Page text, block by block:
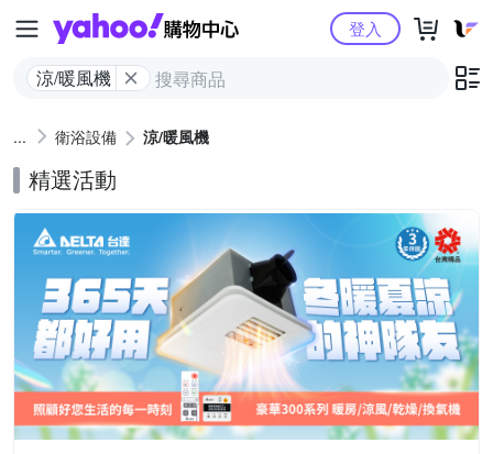
Yahoo購物中心
涼/暖風機
登入
衛浴設備 涼/暖風機
精選活動